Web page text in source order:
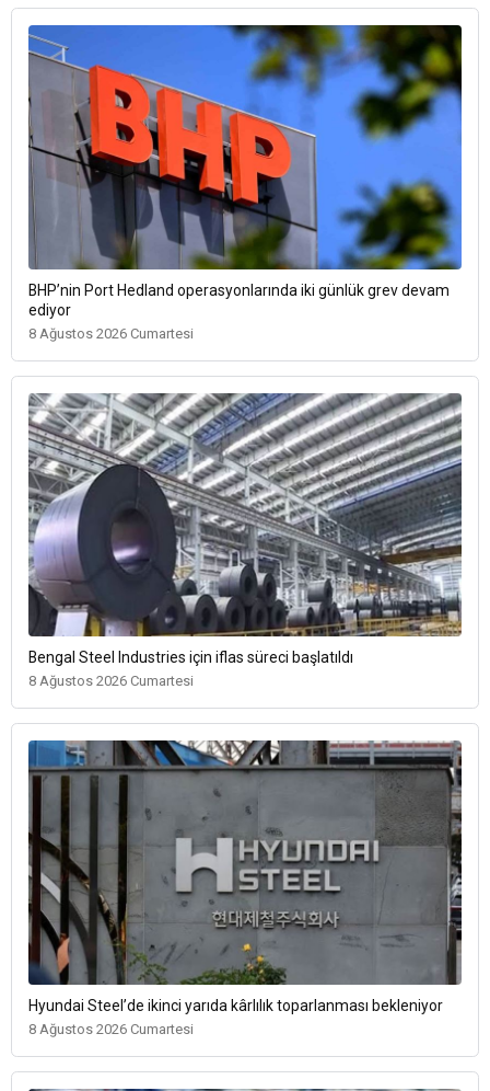
BHP’nin Port Hedland operasyonlarında iki günlük grev devam
ediyor
8 Ağustos 2026 Cumartesi
Bengal Steel Industries için iflas süreci başlatıldı
8 Ağustos 2026 Cumartesi
Hyundai Steel’de ikinci yarıda kârlılık toparlanması bekleniyor
8 Ağustos 2026 Cumartesi